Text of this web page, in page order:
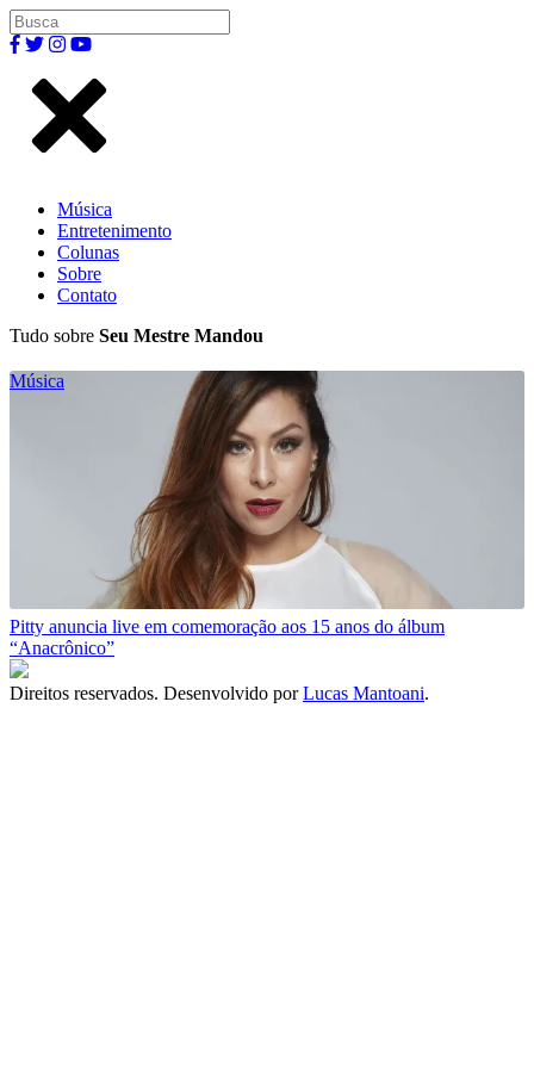
Música
Entretenimento
Colunas
Sobre
Contato
Tudo sobre Seu Mestre Mandou
Música
Pitty anuncia live em comemoração aos 15 anos do álbum
“Anacrônico”
Direitos reservados. Desenvolvido porLucas Mantoani.